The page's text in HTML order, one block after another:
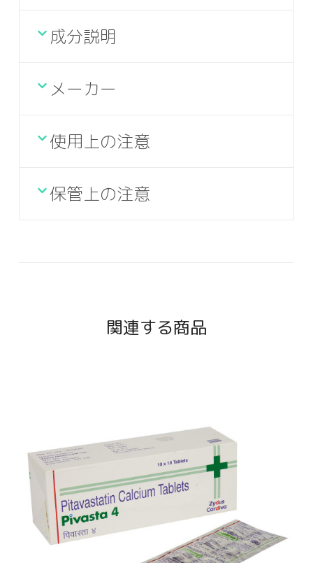
成分説明
メーカー
使用上の注意
保管上の注意
関連する商品